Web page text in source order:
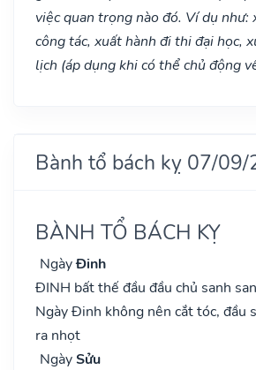
việc quan trọng nào đó. Ví dụ như:
công tác, xuất hành đi thi đại học,
lịch (áp dụng khi có thể chủ động
Bành tổ bách kỵ 07/
BÀNH TỔ BÁCH KỴ
NgàyĐinh
ĐINH bất thế đầu đầu chủ sanh
Ngày Đinh không nên cắt tóc, đầu
ra nhọt
NgàySửu